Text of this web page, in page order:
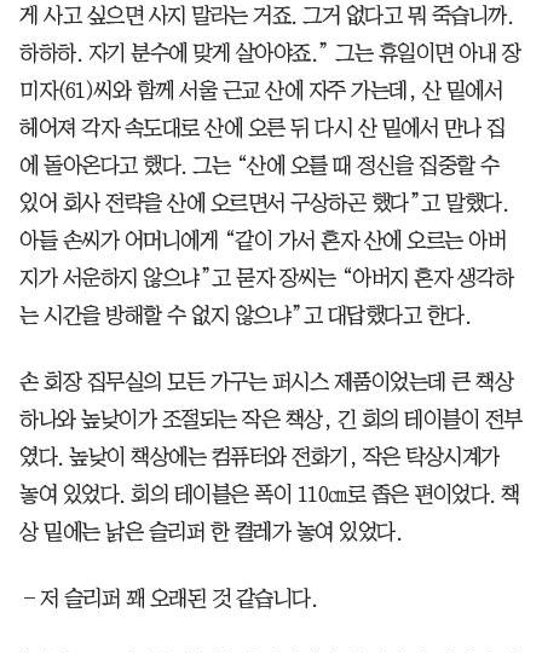
게 사고 싶으면 사지 말라는 거죠. 그거 없다고 뭐 죽습니까.
하하하. 자기 분수에 맞게 살아야죠.” 그는 휴일이면 아내 장
미자(61)씨와 함께 서울 근교 산에 자주 가는데, 산 밑에서
헤어져 각자 속도대로 산에 오른 뒤 다시 산 밑에서 만나 집
에 돌아온다고 했다. 그는 “산에 오를 때 정신을 집중할 수
있어 회사 전략을 산에 오르면서 구상하곤 했다”고 말했다.
아들 손씨가 어머니에게 “같이 가서 혼자 산에 오르는 아버
지가 서운하지 않으냐”고 묻자 장씨는 “아버지 혼자 생각하
는 시간을 방해할 수 없지 않으냐”고 대답했다고 한다.
손 회장 집무실의 모든 가구는 퍼시스 제품이었는데 큰 책상
하나와 높낮이가 조절되는 작은 책상, 긴 회의 테이블이 전부
였다. 높낮이 책상에는 컴퓨터와 전화기, 작은 탁상시계가
놓여 있었다. 회의 테이블은 폭이 110㎝로 좁은 편이었다. 책
상 밑에는 낡은 슬리퍼 한 켤레가 놓여 있었다.
―저 슬리퍼 꽤 오래된 것 같습니다.